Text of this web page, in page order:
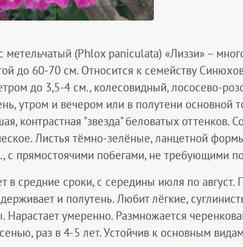
метельчатый (Phlox paniculata) «Лиззи» –
до 60-70 см. Относится к семейству
до 3,5-4 см., колесовидный, лососево-
утром и вечером или в полутени основной
контрастная "звезда" беловатых оттенков.
Листья тёмно-зелёные, ланцетной
с прямостоячими побегами, не требующими
в средние сроки, с середины июля по
и полутень. Любит лёгкие,
Нарастает умеренно. Размножается
раз в 4-5 лет. Устойчив к основным